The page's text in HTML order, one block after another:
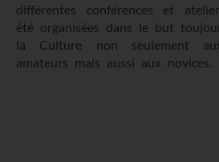
différentes conférences et
été organisées dans le but
la Culture non seulement
amateurs mais aussi aux novices.